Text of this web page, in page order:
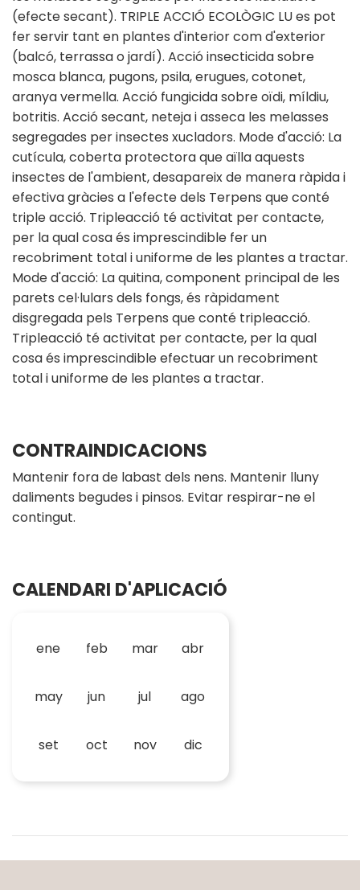
(efecte secant). TRIPLE ACCIÓ ECOLÒGIC LU es pot
fer servir tant en plantes d'interior com d'exterior
(balcó, terrassa o jardí). Acció insecticida sobre
mosca blanca, pugons, psila, erugues, cotonet,
aranya vermella. Acció fungicida sobre oïdi, míldiu,
botritis. Acció secant, neteja i asseca les melasses
segregades per insectes xucladors. Mode d'acció: La
cutícula, coberta protectora que aïlla aquests
insectes de l'ambient, desapareix de manera ràpida i
efectiva gràcies a l'efecte dels Terpens que conté
triple acció. Tripleacció té activitat per contacte,
per la qual cosa és imprescindible fer un
recobriment total i uniforme de les plantes a tractar.
Mode d'acció: La quitina, component principal de les
parets cel·lulars dels fongs, és ràpidament
disgregada pels Terpens que conté tripleacció.
Tripleacció té activitat per contacte, per la qual
cosa és imprescindible efectuar un recobriment
total i uniforme de les plantes a tractar.
CONTRAINDICACIONS
Mantenir fora de labast dels nens. Mantenir lluny
daliments begudes i pinsos. Evitar respirar-ne el
contingut.
CALENDARI D'APLICACIÓ
ene feb mar abr
may jun jul ago
set oct nov dic